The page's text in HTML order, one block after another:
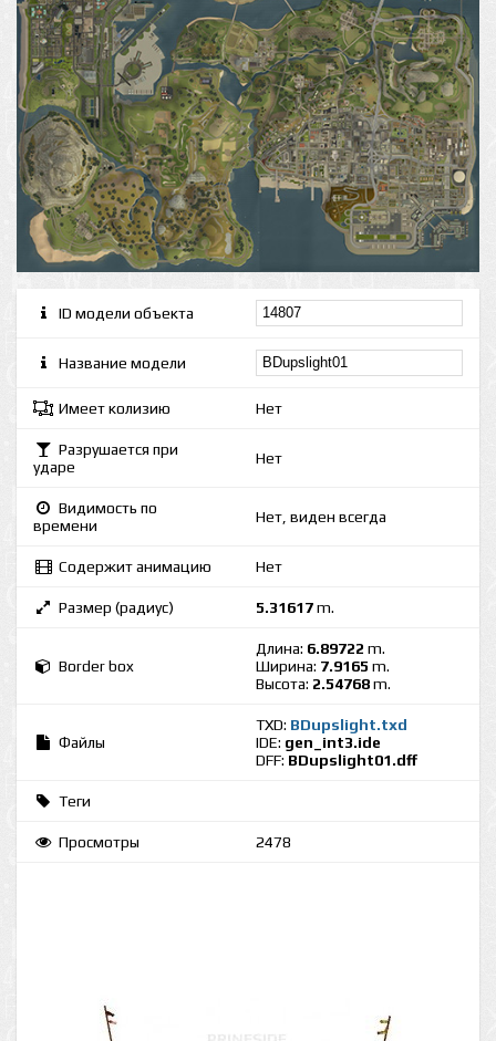
ID модели объекта
Название модели
Имеет колизию Нет
Разрушается при
ударе
Нет
Видимость по
времени
Нет, виден всегда
Содержит анимацию Нет
Размер (радиус) 5.31617m.
Border box
Длина: 6.89722 m.
Ширина: 7.9165 m.
Высота: 2.54768m.
Файлы
TXD: BDupslight.txd
IDE: gen_int3.ide
DFF: BDupslight01.dff
Теги
Просмотры 2478